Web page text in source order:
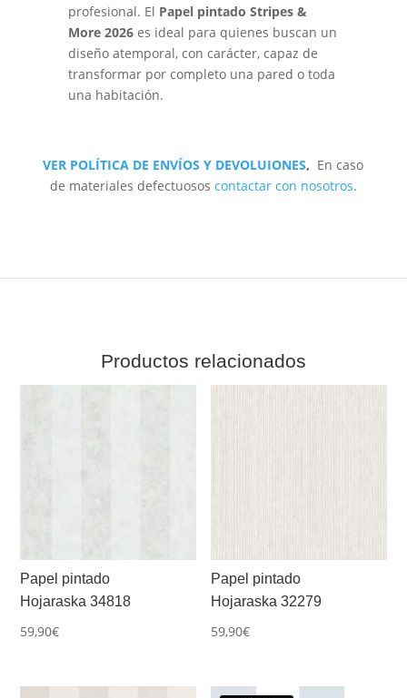
profesional. El Papel pintado Stripes &
More 2026es ideal para quienes buscan un
diseño atemporal, con carácter, capaz de
transformar por completo una pared o toda
una habitación.
VER POLÍTICA DE ENVÍOS Y DEVOLUIONES, En caso
de materiales defectuosos contactar con nosotros.
Productos relacionados
Papel pintado
Hojaraska 34818
59,90€
Papel pintado
Hojaraska 32279
59,90€